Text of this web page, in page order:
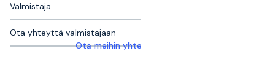
Valmistaja
Ota yhteyttä valmistajaan
Ota meihin yhteyttä saadaksesi lisätietoja